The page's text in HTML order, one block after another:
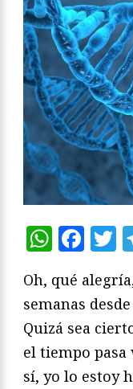
Oh, qué
semanas
Quizá sea
el tiempo pasa
sí, yo lo estoy